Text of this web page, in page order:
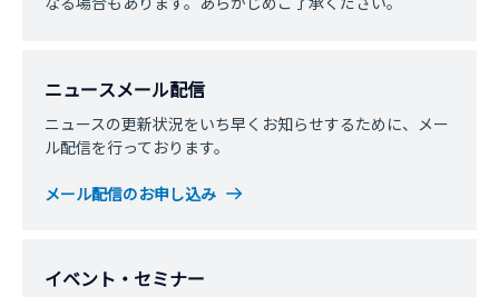
ニュースメール配信
ニュースの更新状況をいち早くお知らせするために、メー
ル配信を行っております。
メール配信のお申し込み
イベント・セミナー